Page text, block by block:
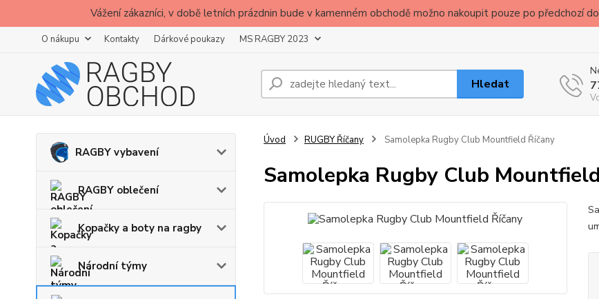
Vážení zákazníci, v době letních prázdnin bude v kamenném obchodě možno nakoupit pouze po předchozí
O nákupu Kontakty Dárkové poukazy MS RAGBY 2023
Hledat
RAGBY vybavení
RAGBY oblečení
Kopačky a boty na ragby
Národní týmy
Úvod RUGBY Říčany Samolepka Rugby Club Mountfield Říčany
Samolepka Rugby Club